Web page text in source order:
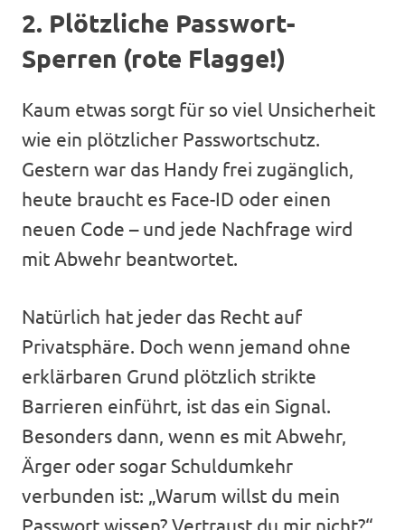
2. Plötzliche Passwort-
Sperren (rote Flagge!)
Kaum etwas sorgt für so viel Unsicherheit
wie ein plötzlicher Passwortschutz.
Gestern war das Handy frei zugänglich,
heute braucht es Face-ID oder einen
neuen Code – und jede Nachfrage wird
mit Abwehr beantwortet.
Natürlich hat jeder das Recht auf
Privatsphäre. Doch wenn jemand ohne
erklärbaren Grund plötzlich strikte
Barrieren einführt, ist das ein Signal.
Besonders dann, wenn es mit Abwehr,
Ärger oder sogar Schuldumkehr
verbunden ist: „Warum willst du mein
Passwort wissen? Vertraust du mir nicht?“